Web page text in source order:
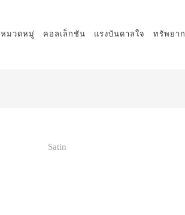
หมวดหมู่ คอลเล็กชัน แรงบันดาลใจ ทรัพยา